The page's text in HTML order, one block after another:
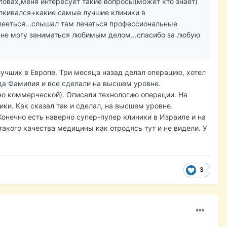
самые лучшие клиники в
там лечаться профессиональные
могу заниматься любимым делом...спасибо за любую
в Европе. Три месяца назад делал операцию, хотел
Фамилия и все сделали на высшем уровне.
коммерческой). Описали технологию операции. На
Как сказал так и сделал, на высшем уровне.
есть наверно супер-пупер клиники в Израиле и на
качества медицины как отродясь тут и не видели. У
3